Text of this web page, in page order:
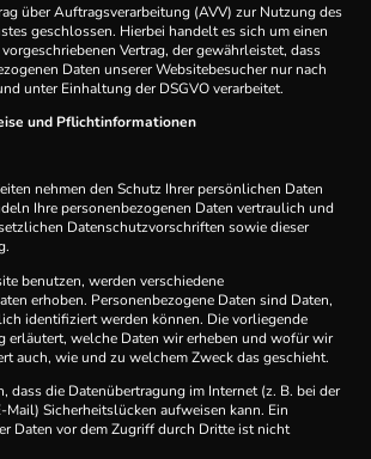
über Auftragsverarbeitung (AVV) zur Nutzung des
geschlossen. Hierbei handelt es sich um einen
Vertrag, der gewährleistet, dass
Daten unserer Websitebesucher nur nach
unter Einhaltung der DSGVO verarbeitet.
und Pflicht­informationen
nehmen den Schutz Ihrer persönlichen Daten
Ihre personenbezogenen Daten vertraulich und
Datenschutzvorschriften sowie dieser
benutzen, werden verschiedene
erhoben. Personenbezogene Daten sind Daten,
identifiziert werden können. Die vorliegende
erläutert, welche Daten wir erheben und wofür wir
auch, wie und zu welchem Zweck das geschieht.
dass die Datenübertragung im Internet (z. B. bei der
Mail) Sicherheitslücken aufweisen kann. Ein
Daten vor dem Zugriff durch Dritte ist nicht